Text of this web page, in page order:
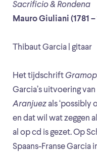
Sacrificio & Rondena
Mauro Giuliani (1781 –
Thibaut Garcia | gitaar
Het tijdschrift
Garcia’s uitvoering
Aranjuezals ‘possibly
en dat wil wat zeggen
al op cd is gezet. Op
Spaans-Franse Garcia